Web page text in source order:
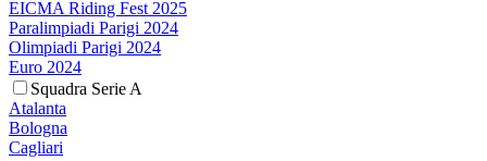
EICMA Riding Fest 2025
Paralimpiadi Parigi 2024
Olimpiadi Parigi 2024
Euro 2024
Squadra Serie A
Atalanta
Bologna
Cagliari